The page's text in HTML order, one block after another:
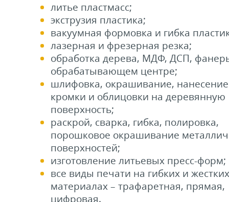
литье пластмасс;
экструзия пластика;
вакуумная формовка и гибка
лазерная и фрезерная резка;
обработка дерева, МДФ, ДСП,
обрабатывающем центре;
шлифовка, окрашивание, нанесение
кромки и облицовки на деревянную
поверхность;
раскрой, сварка, гибка, полировка,
порошковое окрашивание
поверхностей;
изготовление литьевых пресс-форм;
все виды печати на гибких и жестких
материалах – трафаретная, прямая,
цифровая.